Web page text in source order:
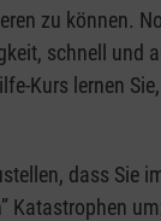
zu können.
schnell und
Kurs lernen
dass Sie
Katastrophen